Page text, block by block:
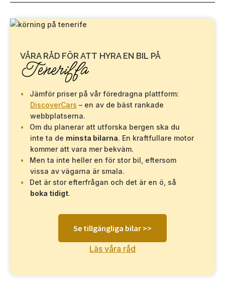
VÅRA RÅD FÖR ATT HYRA EN BIL PÅ
Teneriffa
Jämför priser på vår föredragna plattform:
DiscoverCars – en av de bäst rankade
webbplatserna.
Om du planerar att utforska bergen ska du
inte ta de minsta bilarna. En kraftfullare motor
kommer att vara mer bekväm.
Men ta inte heller en för stor bil, eftersom
vissa av vägarna är smala.
Det är stor efterfrågan och det är en ö, så
boka tidigt.
Se tillgängliga bilar >>
Läs våra råd